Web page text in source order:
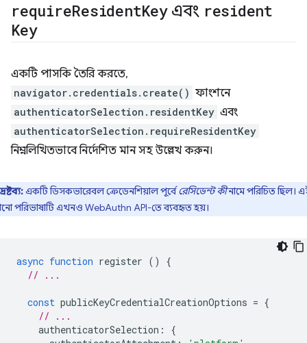
requireResidentKeyএবং resident
Key
একটি পাসকি তৈরি করতে,
navigator.credentials.create() ফাংশনে
authenticatorSelection.residentKey এবং
authenticatorSelection.requireResidentKey
নিম্নলিখিতভাবে নির্দেশিত মান সহ উল্লেখ করুন।
দ্রষ্টব্য:একটি ডিসকভারেবল ক্রেডেনশিয়াল পূর্বেরেসিডেন্ট কীনামে পরিচিত ছিল।
পরিভাষাটি এখনও WebAuthn API-তে ব্যবহৃত হয়।
async function register ()
{
// ...
const publicKeyCredentialCreationOptions = {
// ...
authenticatorSelection :
{